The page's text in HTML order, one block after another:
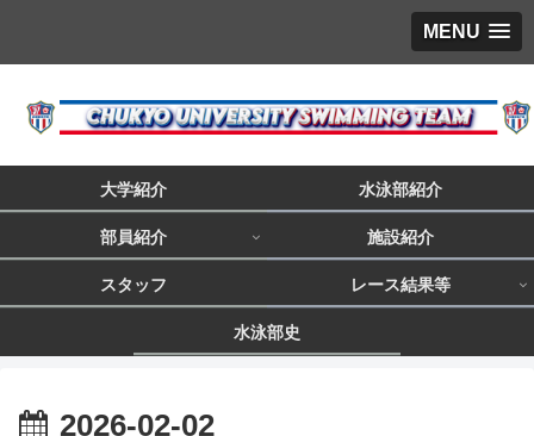
MENU
大学紹介 水泳部紹介
部員紹介 施設紹介
スタッフ レース結果等
水泳部史
2026-02-02